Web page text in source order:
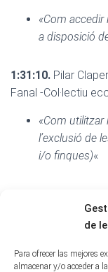
de
Para ofrecer las mejores
almacenar y/o acceder a
«Com accedir
a disposició
1:31:10. Pilar
Fanal -Col·lectiu
«Com utilitzar
l’exclusió de
i/o finques)«
Oposar-se al PLATER –
Categories: